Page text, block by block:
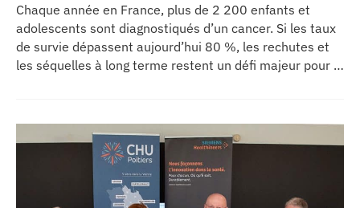
Chaque année en France, plus de 2 200 enfants et
adolescents sont diagnostiqués d’un cancer. Si les taux
de survie dépassent aujourd’hui 80 %, les rechutes et
les séquelles à long terme restent un défi majeur pour la
l’Oncopole Claudius Regaud et de leurs partenaires,
lancent CIRCLE, un centre de recherche d’excellence
dédié aux cancers pédiatriques.